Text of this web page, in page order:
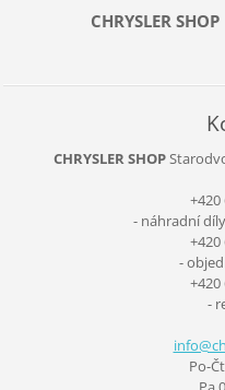
CHRYSLER SHOP
CHRYSLER SHOP
+420
- náhradní
+420
-
+420
-
Po-